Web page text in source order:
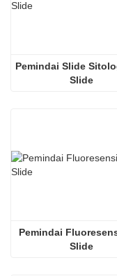
Pemindai Slide
Slide
Pemindai
Slide